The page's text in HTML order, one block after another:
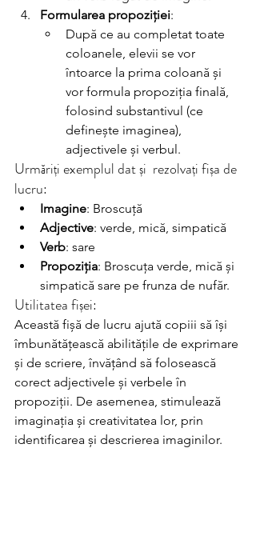
Formularea propoziției:
După ce au completat toate
coloanele, elevii se vor
întoarce la prima coloană și
vor formula propoziția finală,
folosind substantivul (ce
definește imaginea),
adjectivele și verbul.
Urmăriți exemplul dat și  rezolvați fișa de
lucru:
Imagine: Broscuță
Adjective: verde, mică, simpatică
Verb: sare
Propoziția: Broscuța verde, mică și
simpatică sare pe frunza de nufăr.
Utilitatea fișei:
Această fișă de lucru ajută copiii să își
îmbunătățească abilitățile de exprimare
și de scriere, învățând să folosească
corect adjectivele și verbele în
propoziții. De asemenea, stimulează
imaginația și creativitatea lor, prin
identificarea și descrierea imaginilor.